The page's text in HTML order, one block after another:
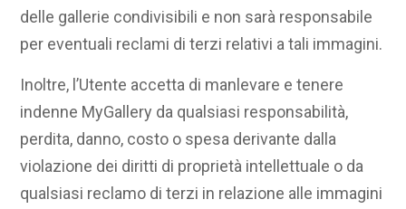
delle gallerie condivisibili e non sarà responsabile
per eventuali reclami di terzi relativi a tali immagini.
Inoltre, l’Utente accetta di manlevare e tenere
indenne MyGallery da qualsiasi responsabilità,
perdita, danno, costo o spesa derivante dalla
violazione dei diritti di proprietà intellettuale o da
qualsiasi reclamo di terzi in relazione alle immagini